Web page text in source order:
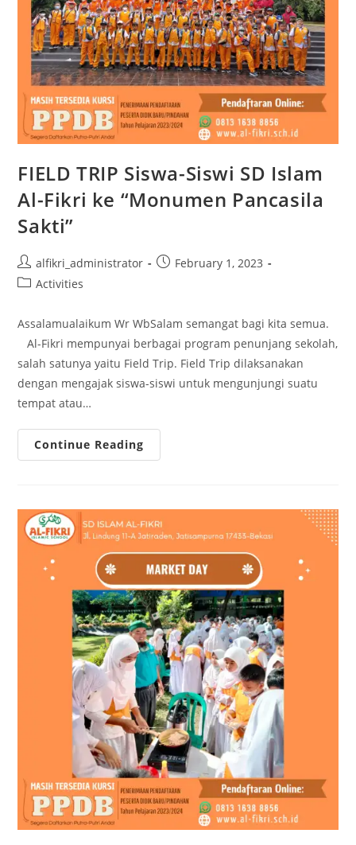
FIELD TRIP Siswa-Siswi SD Islam
Al-Fikri ke “Monumen Pancasila
Sakti”
Post
author:
alfikri_administrator
PostFebruary 1, 2023
PostActivities
Assalamualaikum Wr WbSalam semangat bagi kita semua.
Al-Fikri mempunyai berbagai program penunjang sekolah,
salah satunya yaitu Field Trip. Field Trip dilaksanakan
dengan mengajak siswa-siswi untuk mengunjungi suatu
tempat atau…
Continue Reading
Siswa-
Al-
Fikri
Ke
“Monumen
Pancasila
Sakti”